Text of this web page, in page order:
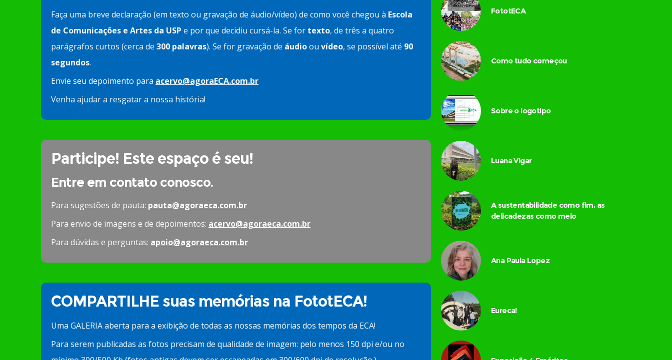
Faça uma breve declaração (em texto ou gravação de áudio/vídeo) de como você chegou à Escola
de Comunicações e Artes da USP e por que decidiu cursá-la. Se for texto, de três a quatro
parágrafos curtos (cerca de 300 palavras). Se for gravação de áudioou vídeo, se possível até 90
segundos.
Envie seu depoimento para acervo@agoraECA.com.br
Venha ajudar a resgatar a nossa história!
Participe! Este espaço é seu!
Entre em contato conosco.
Para sugestões de pauta: pauta@agoraeca.com.br
Para envio de imagens e de depoimentos: acervo@agoraeca.com.br
Para dúvidas e perguntas: apoio@agoraeca.com.br
COMPARTILHE suas memórias na FototECA!
Uma GALERIA aberta para a exibição de todas as nossas memórias dos tempos da ECA!
Para serem publicadas as fotos precisam de qualidade de imagem: pelo menos 150 dpi e/ou no
FototECA
Como tudo começou
Sobre o logotipo
Luana Vigar
A sustentabilidade como fim, as
delicadezas como meio
Ana Paula Lopez
Eureca!